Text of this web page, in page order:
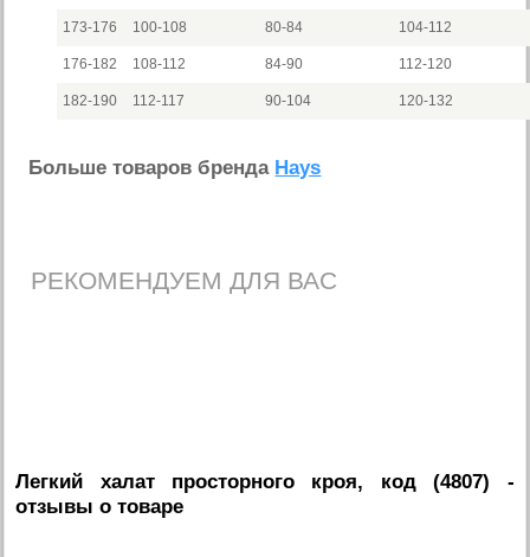
173-176 100-108 80-84 104-112
176-182 108-112 84-90 112-120
182-190 112-117 90-104 120-132
Больше товаров бренда Hays
РЕКОМЕНДУЕМ ДЛЯ ВАС
Легкий халат просторного кроя, код (4807) -
отзывы о товаре